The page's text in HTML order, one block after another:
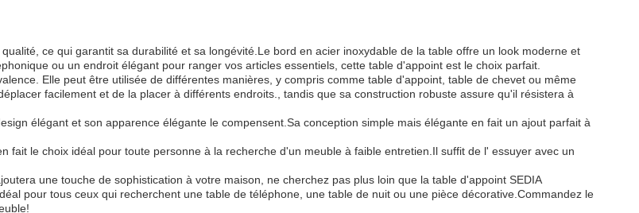
ce qui garantit sa durabilité et sa longévité.Le bord en acier inoxydable de la table offre un look moderne et
ou un endroit élégant pour ranger vos articles essentiels, cette table d'appoint est le choix parfait.
Elle peut être utilisée de différentes manières, y compris comme table d'appoint, table de chevet ou même
facilement et de la placer à différents endroits., tandis que sa construction robuste assure qu'il résistera à
élégant et son apparence élégante le compensent.Sa conception simple mais élégante en fait un ajout parfait à
fait le choix idéal pour toute personne à la recherche d'un meuble à faible entretien.Il suffit de l' essuyer avec un
une touche de sophistication à votre maison, ne cherchez pas plus loin que la table d'appoint SEDIA
pour tous ceux qui recherchent une table de téléphone, une table de nuit ou une pièce décorative.Commandez le